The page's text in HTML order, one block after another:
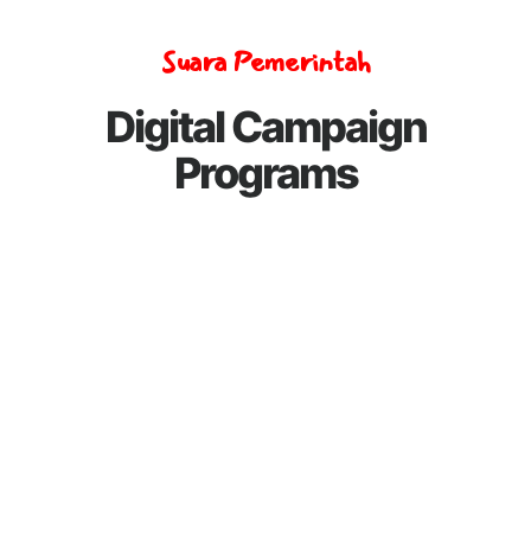
Suara Pemerintah
Digital Campaign
Programs